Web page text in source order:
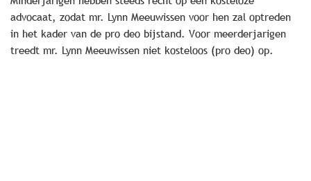
advocaat, zodat mr. Lynn Meeuwissen voor hen zal optreden
in het kader van de pro deo bijstand. Voor meerderjarigen
treedt mr. Lynn Meeuwissen niet kosteloos (pro deo) op.